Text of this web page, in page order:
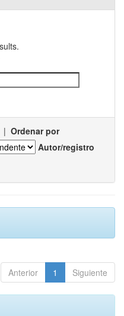
| Ordenar por
Autor/registro
Anterior 1 Siguiente